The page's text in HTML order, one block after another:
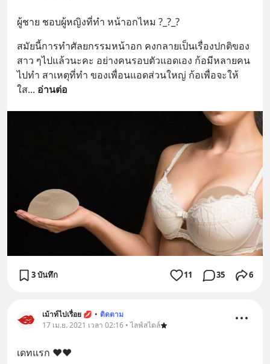
ผู้ชาย ชอบผู้หญิงที่ทำ หน้าอกไหม ?_?_?
สมัยนี้การทำศัลยกรรมหน้าอก คงกลายเป็นเรื่องปกติของ
สาว ๆไปแล้วนะคะ อย่างคนรอบตัวแอดเอง ก้อมีหลายคน
ไปทำ สาเหตุที่ทำ ของเพื่อนแอดส่วนใหญ่ ก้อเพื่อจะให้
ใส... อ่านต่อ
3 บันทึก 11 35 6
เม้าท์ไปเรื่อย 💋 • ติดตาม
17 เม.ย. 2021 เวลา 02:16 • ไลฟ์สไตล์
เดทแรก ❤❤